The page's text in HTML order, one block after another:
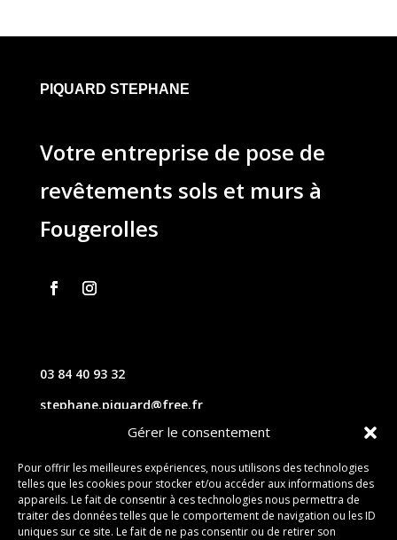
Gérer le consentement
Pour offrir les meilleures expériences, nous utilisons des technologies
telles que les cookies pour stocker et/ou accéder aux informations des
appareils. Le fait de consentir à ces technologies nous permettra de
traiter des données telles que le comportement de navigation ou les ID
uniques sur ce site. Le fait de ne pas consentir ou de retirer son
PIQUARD STEPHANE
Votre entreprise de pose de
revêtements sols et murs à
Fougerolles
03 84 40 93 32
stephane.piquard@free.fr
61 les chavannes – 70220 FOUGEROLLES
Contact